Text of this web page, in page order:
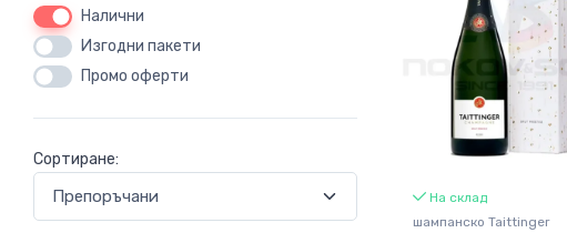
Налични
Изгодни пакети
Промо оферти
Сортиране:
На склад
шампанско Taittinger